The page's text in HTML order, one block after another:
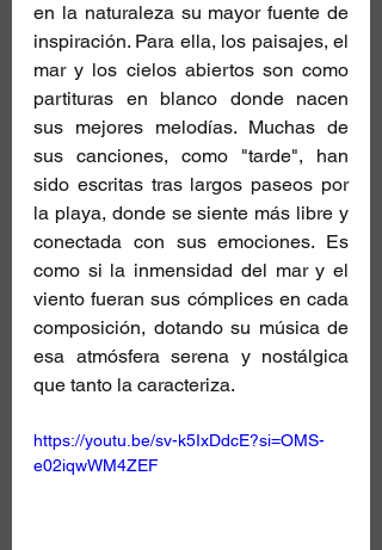
en la naturaleza su mayor fuente de
inspiración. Para ella, los paisajes, el
mar y los cielos abiertos son como
partituras en blanco donde nacen
sus mejores melodías. Muchas de
sus canciones, como "tarde", han
sido escritas tras largos paseos por
la playa, donde se siente más libre y
conectada con sus emociones. Es
como si la inmensidad del mar y el
viento fueran sus cómplices en cada
composición, dotando su música de
esa atmósfera serena y nostálgica
que tanto la caracteriza.
https://youtu.be/sv-k5IxDdcE?si=OMS-
e02iqwWM4ZEF